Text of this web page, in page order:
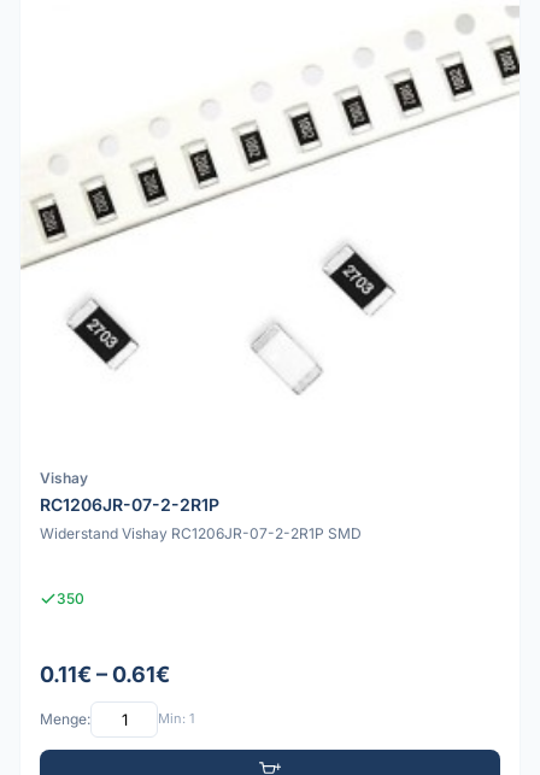
Vishay
RC1206JR-07-2-2R1P
Widerstand Vishay RC1206JR-07-2-2R1P SMD
350
0.11€ – 0.61€
Menge: Min: 1